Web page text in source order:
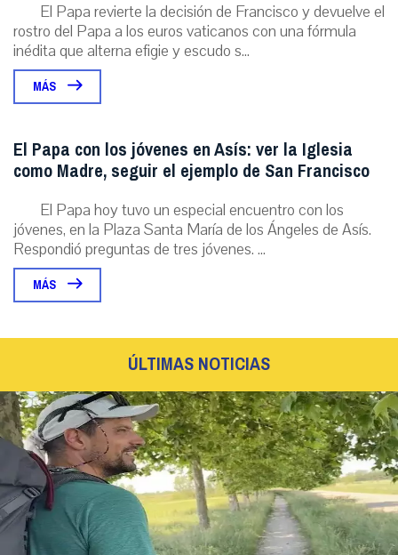
El Papa revierte la decisión de Francisco y devuelve el
rostro del Papa a los euros vaticanos con una fórmula
inédita que alterna efigie y escudo s...
MÁS
El Papa con los jóvenes en Asís: ver la Iglesia
como Madre, seguir el ejemplo de San Francisco
El Papa hoy tuvo un especial encuentro con los
jóvenes, en la Plaza Santa María de los Ángeles de Asís.
Respondió preguntas de tres jóvenes. ...
MÁS
ÚLTIMAS NOTICIAS